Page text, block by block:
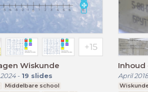
Wiskunde
- 19 slides
Middelbare school
Inhoud
April 2018